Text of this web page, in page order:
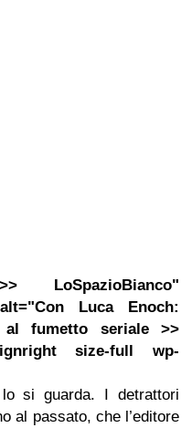
LoSpazioBianco"
Luca Enoch:
al fumetto seriale >>
size-full wp-
si guarda. I detrattori
al passato, che l’editore